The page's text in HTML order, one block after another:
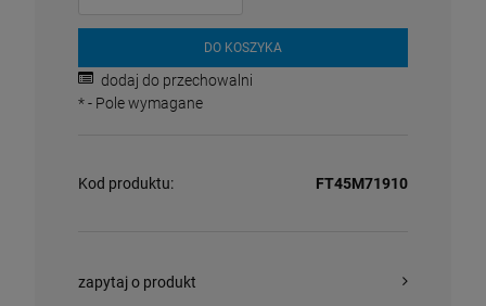
DO KOSZYKA
dodaj do przechowalni
*- Pole wymagane
Kod produktu: FT45M71910
zapytaj o produkt